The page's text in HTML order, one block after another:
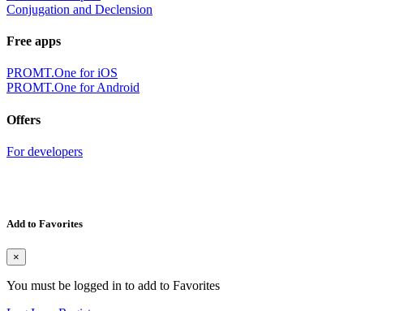
Conjugation and Declension
Free apps
PROMT.One for iOS
PROMT.One for Android
Offers
For developers
Add to Favorites
×
You must be logged in to add to Favorites